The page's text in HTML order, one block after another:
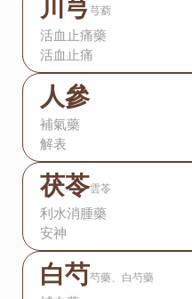
川芎 芎藭
活血止痛藥
活血止痛
人參
補氣藥
解表
茯苓雲苓
利水消腫藥
安神
白芍芍藥、白芍藥